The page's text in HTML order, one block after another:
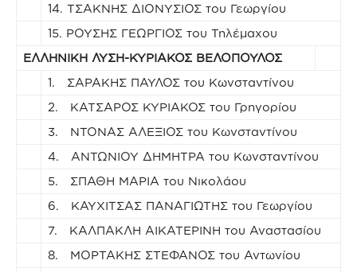
14. ΤΣΑΚΝΗΣ ΔΙΟΝΥΣΙΟΣ του Γεωργίου
15. ΡΟΥΣΗΣ ΓΕΩΡΓΙΟΣ του Τηλέμαχου
ΕΛΛΗΝΙΚΗ ΛΥΣΗ-ΚΥΡΙΑΚΟΣ ΒΕΛΟΠΟΥΛΟΣ
1. ΣΑΡΑΚΗΣ ΠΑΥΛΟΣ του Κωνσταντίνου
2. ΚΑΤΣΑΡΟΣ ΚΥΡΙΑΚΟΣ του Γρηγορίου
3. ΝΤΟΝΑΣ ΑΛΕΞΙΟΣ του Κωνσταντίνου
4. ΑΝΤΩΝΙΟΥ ΔΗΜΗΤΡΑ του Κωνσταντίνου
5. ΣΠΑΘΗ ΜΑΡΙΑ του Νικολάου
6. ΚΑΥΧΙΤΣΑΣ ΠΑΝΑΓΙΩΤΗΣ του Γεωργίου
7. ΚΑΛΠΑΚΛΗ ΑΙΚΑΤΕΡΙΝΗ του Αναστασίου
8. ΜΟΡΤΑΚΗΣ ΣΤΕΦΑΝΟΣ του Αντωνίου